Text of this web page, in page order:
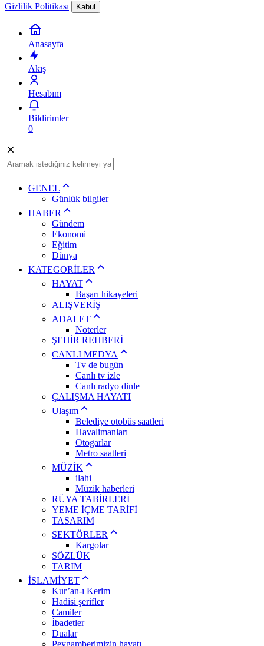
Gizlilik Politikası Kabul
Anasayfa
Akış
Hesabım
Bildirimler
0
GENEL
Günlük bilgiler
HABER
Gündem
Ekonomi
Eğitim
Dünya
KATEGORİLER
HAYAT
Başarı hikayeleri
ALIŞVERİŞ
ADALET
Noterler
ŞEHİR REHBERİ
CANLI MEDYA
Tv de bugün
Canlı tv izle
Canlı radyo dinle
ÇALIŞMA HAYATI
Ulaşım
Belediye otobüs saatleri
Havalimanları
Otogarlar
Metro saatleri
MÜZİK
ilahi
Müzik haberleri
RÜYA TABİRLERİ
YEME İÇME TARİFİ
TASARIM
SEKTÖRLER
Kargolar
SÖZLÜK
TARIM
İSLAMİYET
Kur’an-ı Kerim
Hadisi şerifler
Camiler
İbadetler
Dualar
Peygamberimizin hayatı